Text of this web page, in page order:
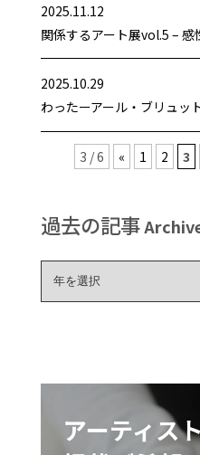
2025.11.12
関係するアート展vol.5 –
2025.10.29
わったーアール・ブリュッ
3 / 6 « 1 2 3
過去の記事